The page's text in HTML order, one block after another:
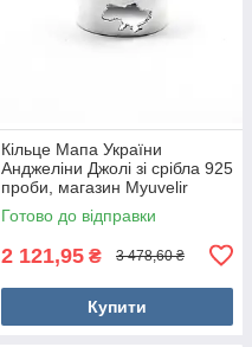
Кільце Мапа України
Анджеліни Джолі зі срібла 925
проби, магазин Myuvelir
Готово до відправки
2 121,95 ₴ 3 478,60 ₴
Купити